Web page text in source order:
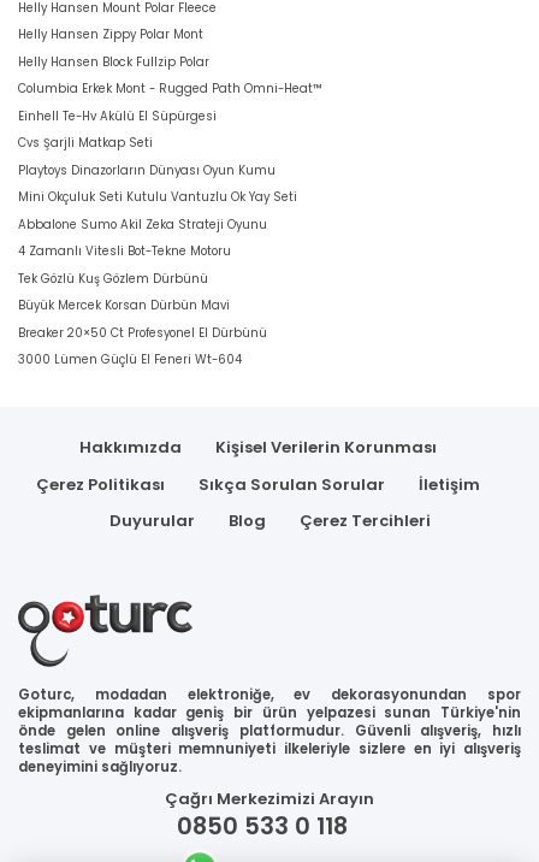
Helly Hansen Mount Polar Fleece
Helly Hansen Zippy Polar Mont
Helly Hansen Block Fullzip Polar
Columbia Erkek Mont - Rugged Path Omni-Heat™
Einhell Te-Hv Akülü El Süpürgesi
Cvs Şarjli Matkap Seti
Playtoys Dinazorların Dünyası Oyun Kumu
Mini Okçuluk Seti Kutulu Vantuzlu Ok Yay Seti
Abbalone Sumo Akil Zeka Strateji Oyunu
4 Zamanlı Vitesli Bot-Tekne Motoru
Tek Gözlü Kuş Gözlem Dürbünü
Büyük Mercek Korsan Dürbün Mavi
Breaker 20×50 Ct Profesyonel El Dürbünü
3000 Lümen Güçlü El Feneri Wt-604
Hakkımızda
Kişisel Verilerin Korunması
Çerez Politikası
Sıkça Sorulan Sorular
İletişim
Duyurular
Blog Çerez Tercihleri
Goturc, modadan elektroniğe, ev dekorasyonundan spor
ekipmanlarına kadar geniş bir ürün yelpazesi sunan Türkiye'nin
önde gelen online alışveriş platformudur. Güvenli alışveriş, hızlı
teslimat ve müşteri memnuniyeti ilkeleriyle sizlere en iyi alışveriş
deneyimini sağlıyoruz.
Çağrı Merkezimizi Arayın
0850 533 0 118